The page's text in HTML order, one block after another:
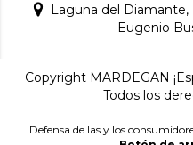
Laguna del Diamante,
Eugenio
Copyright MARDEGAN
Todos los
Defensa de las y los